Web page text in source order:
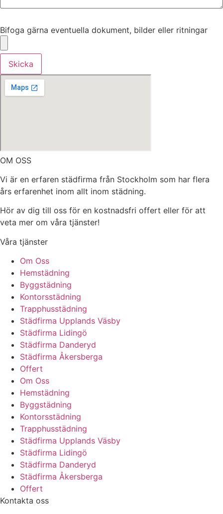
Bifoga gärna eventuella dokument, bilder eller ritningar
Skicka
OM OSS
Vi är en erfaren städfirma från Stockholm som har flera
års erfarenhet inom allt inom städning.
Hör av dig till oss för en kostnadsfri offert eller för att
veta mer om våra tjänster!
Våra tjänster
Om Oss
Hemstädning
Byggstädning
Kontorsstädning
Trapphusstädning
Städfirma Upplands Väsby
Städfirma Lidingö
Städfirma Danderyd
Städfirma Åkersberga
Offert
Om Oss
Hemstädning
Byggstädning
Kontorsstädning
Trapphusstädning
Städfirma Upplands Väsby
Städfirma Lidingö
Städfirma Danderyd
Städfirma Åkersberga
Offert
Kontakta oss